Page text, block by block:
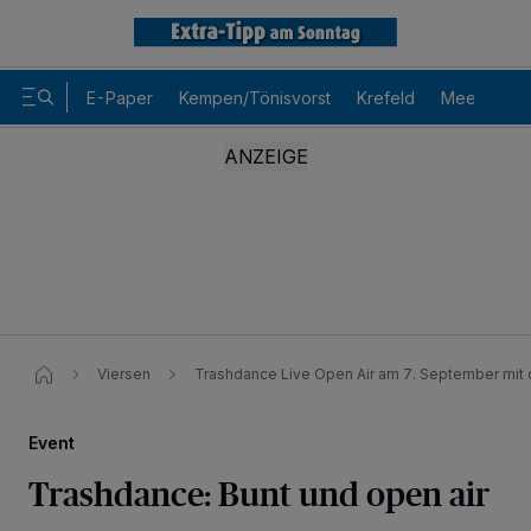
E-Paper Kempen/Tönisvorst Krefeld Meerbusch
Viersen Trashdance Live Open Air am 7. September mit
Event
Trashdance: Bunt und open air